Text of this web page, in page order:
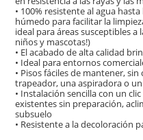
• 100% resistente al agua
húmedo para facilitar la
ideal para áreas susceptibles a
niños y mascotas!)
• El acabado de alta calidad
• Ideal para entornos
• Pisos fáciles de mantener,
trapeador, una aspiradora o
• Instalación sencilla con un
existentes sin preparación,
subsuelo
• Resistente a la decoloración